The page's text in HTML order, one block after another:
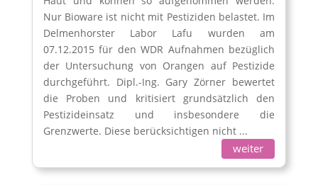
Nur Bioware ist nicht mit Pestiziden belastet. Im
Delmenhorster Labor Lafu wurden am
07.12.2015 für den WDR Aufnahmen bezüglich
der Untersuchung von Orangen auf Pestizide
durchgeführt. Dipl.-Ing. Gary Zörner bewertet
die Proben und kritisiert grundsätzlich den
Pestizideinsatz und insbesondere die
Grenzwerte. Diese berücksichtigen nicht ...
weiter